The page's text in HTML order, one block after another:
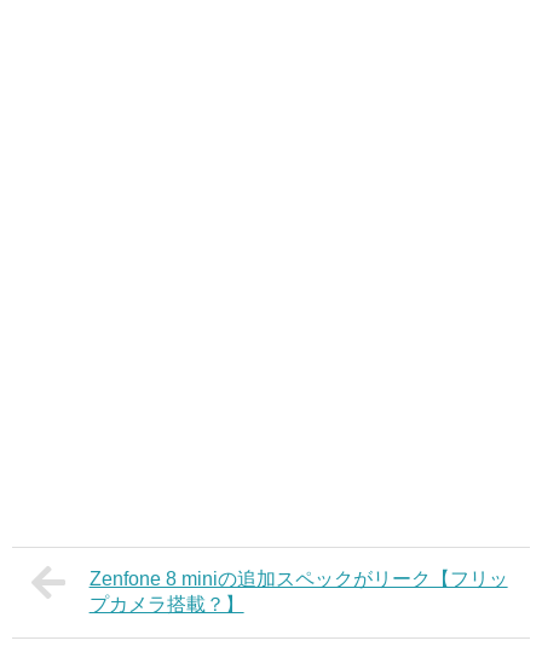
Zenfone 8 miniの追加スペックがリーク【フリッ
プカメラ搭載？】